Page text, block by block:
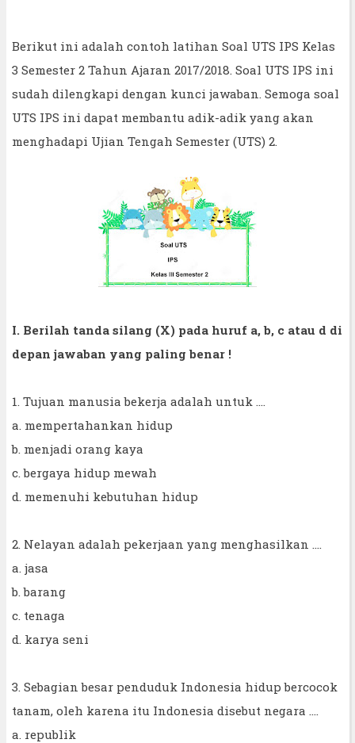
Berikut ini adalah contoh latihan Soal UTS IPS Kelas
3 Semester 2 Tahun Ajaran 2017/2018. Soal UTS IPS ini
sudah dilengkapi dengan kunci jawaban. Semoga soal
UTS IPS ini dapat membantu adik-adik yang akan
menghadapi Ujian Tengah Semester (UTS) 2.
I. Berilah tanda silang (X) pada huruf a, b, c atau d di
depan jawaban yang paling benar !
1. Tujuan manusia bekerja adalah untuk ….
a. mempertahankan hidup
b. menjadi orang kaya
c. bergaya hidup mewah
d. memenuhi kebutuhan hidup
2. Nelayan adalah pekerjaan yang menghasilkan ….
a. jasa
b. barang
c. tenaga
d. karya seni
3. Sebagian besar penduduk Indonesia hidup bercocok
tanam, oleh karena itu Indonesia disebut negara ….
a. republik